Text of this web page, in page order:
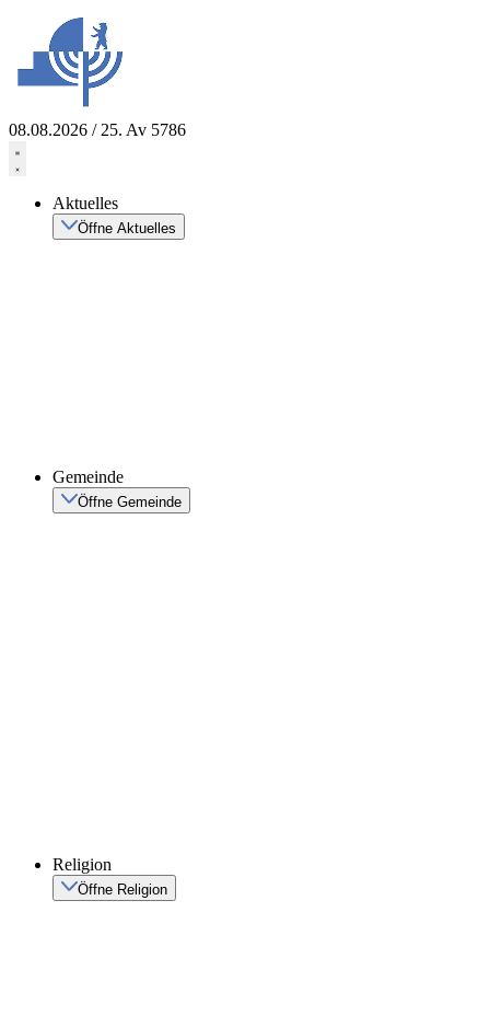
springen
08.08.2026 / 25. Av 5786
Aktuelles
Öffne Aktuelles
Gemeinde
Öffne Gemeinde
Religion
Öffne Religion